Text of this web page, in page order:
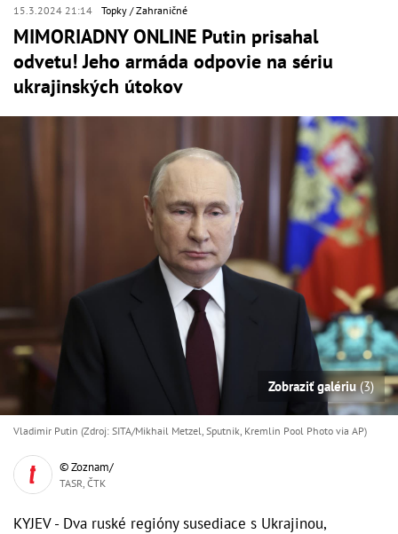
15.3.2024 21:14 Topky Zahraničné
MIMORIADNY ONLINE Putin prisahal
odvetu! Jeho armáda odpovie na sériu
ukrajinských útokov
Zobraziť galériu(3)
Vladimir Putin (Zdroj: SITA/Mikhail Metzel, Sputnik, Kremlin Pool Photo via AP)
© Zoznam/
TASR, ČTK
KYJEV - Dva ruské regióny susediace s Ukrajinou,